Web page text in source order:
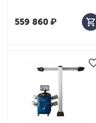
559 860₽